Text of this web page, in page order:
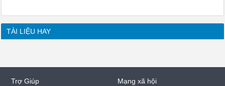
TÀI LIỆU HAY
Trợ Giúp Mạng xã hội